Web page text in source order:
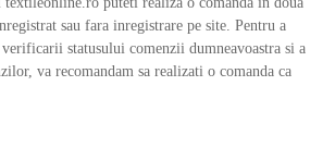
sau fara inregistrare pe site. Pentru a
statusului comenzii dumneavoastra si a
va recomandam sa realizati o comanda ca